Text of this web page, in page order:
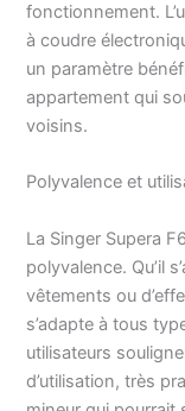
fonctionnement.
à coudre
un paramètre
appartement qui
voisins.
Polyvalence et
La Singer Supera
polyvalence. Qu’il
vêtements ou
s’adapte à tous
utilisateurs
d’utilisation, très